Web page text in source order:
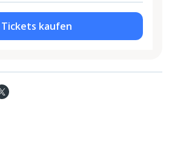
Tickets kaufen